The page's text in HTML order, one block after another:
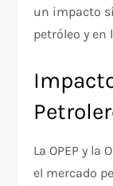
un impacto
petróleo y
La OPEP y la
el mercado